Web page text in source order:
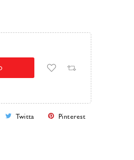
Twitta Pinterest